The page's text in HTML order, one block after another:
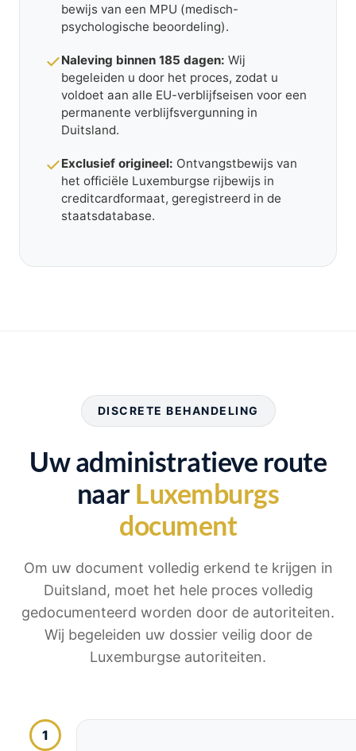
bewijs van een MPU (medisch-
psychologische beoordeling).
Naleving binnen 185 dagen: Wij
begeleiden u door het proces, zodat u
voldoet aan alle EU-verblijfseisen voor een
permanente verblijfsvergunning in
Duitsland.
Exclusief origineel: Ontvangstbewijs van
het officiële Luxemburgse rijbewijs in
creditcardformaat, geregistreerd in de
staatsdatabase.
DISCRETE BEHANDELING
Uw administratieve route
naar Luxemburgs
document
Om uw document volledig erkend te krijgen in
Duitsland, moet het hele proces volledig
gedocumenteerd worden door de autoriteiten.
Wij begeleiden uw dossier veilig door de
Luxemburgse autoriteiten.
1